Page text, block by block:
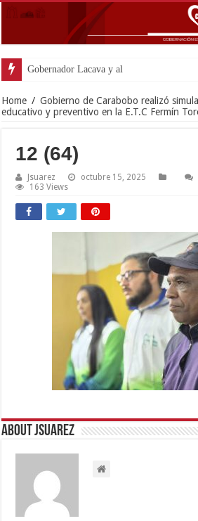
Gobernador Lacava y alcaldesa Riera
Home / Gobierno de Carabobo realizó
educativo y preventivo en la E.T.C Fermín
12 (64)
Jsuarez octubre 15, 2025
163 Views
About Jsuarez